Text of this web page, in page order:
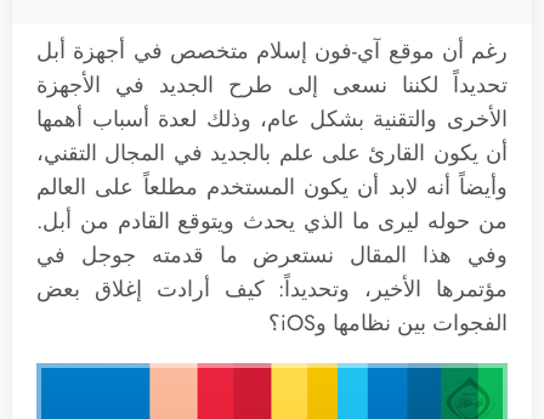
رغم أن موقع آي-فون إسلام متخصص في أجهزة أبل
تحديداً لكننا نسعى إلى طرح الجديد في الأجهزة
الأخرى والتقنية بشكل عام، وذلك لعدة أسباب أهمها
أن يكون القارئ على علم بالجديد في المجال التقني،
وأيضاً أنه لابد أن يكون المستخدم مطلعاً على العالم
من حوله ليرى ما الذي يحدث ويتوقع القادم من أبل.
وفي هذا المقال نستعرض ما قدمته جوجل في
مؤتمرها الأخير، وتحديداً: كيف أرادت إغلاق بعض
الفجوات بين نظامها وiOS؟